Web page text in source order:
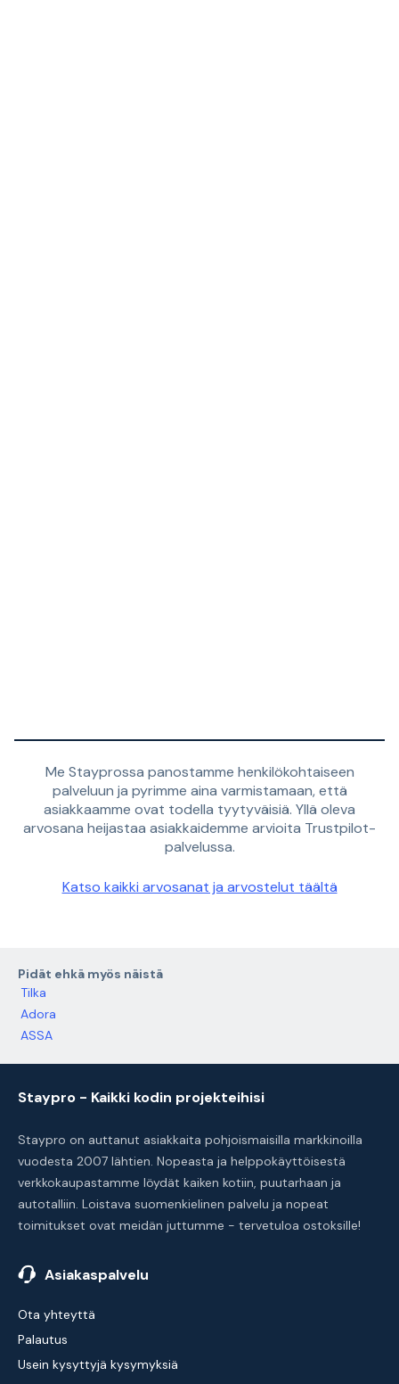
Me Stayprossa panostamme henkilökohtaiseen
palveluun ja pyrimme aina varmistamaan, että
asiakkaamme ovat todella tyytyväisiä. Yllä oleva
arvosana heijastaa asiakkaidemme arvioita Trustpilot-
palvelussa.
Katso kaikki arvosanat ja arvostelut täältä
Pidät ehkä myös näistä
Tilka
Adora
ASSA
Staypro - Kaikki kodin projekteihisi
Staypro on auttanut asiakkaita pohjoismaisilla markkinoilla
vuodesta 2007 lähtien. Nopeasta ja helppokäyttöisestä
verkkokaupastamme löydät kaiken kotiin, puutarhaan ja
autotalliin. Loistava suomenkielinen palvelu ja nopeat
toimitukset ovat meidän juttumme - tervetuloa ostoksille!
Asiakaspalvelu
Ota yhteyttä
Palautus
Usein kysyttyjä kysymyksiä